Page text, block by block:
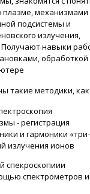
плазме, механизмами
подсистемы и
излучения,
Получают навыки
обработкой
такие методики, как
- регистрация
и гармоники «три-
излучения ионов
спекроскопиии
спектрометров и